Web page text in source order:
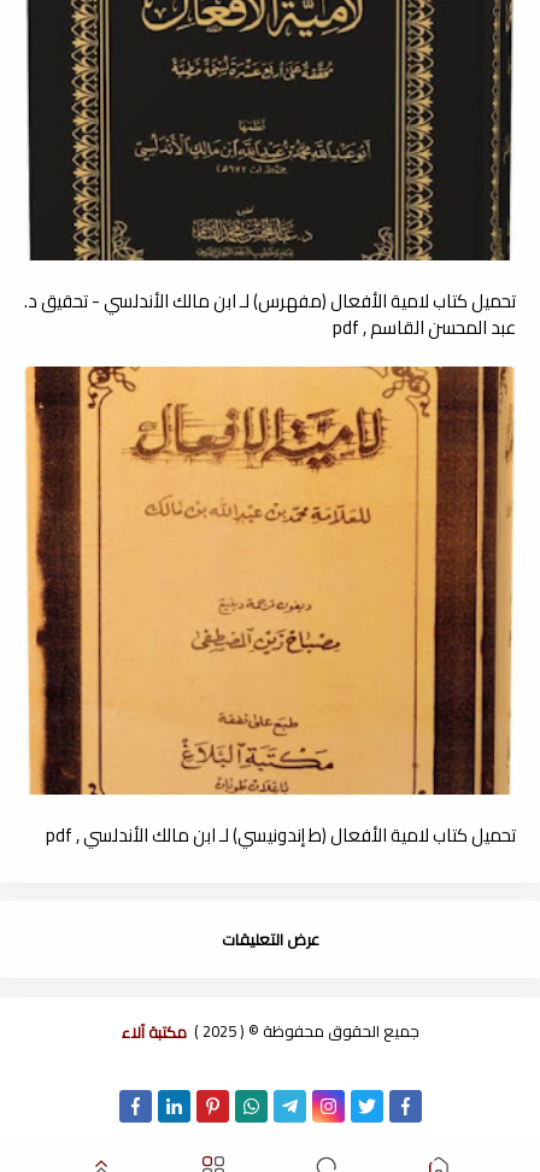
تحميل كتاب لامية الأفعال (مفهرس) لـ ابن مالك الأندلسي - تحقيق د.
عبد المحسن القاسم , pdf
تحميل كتاب لامية الأفعال (ط إندونيسي) لـ ابن مالك الأندلسي , pdf
عرض التعليقات
جميع الحقوق محفوظة © ( 2025 ) مكتبة آلاء